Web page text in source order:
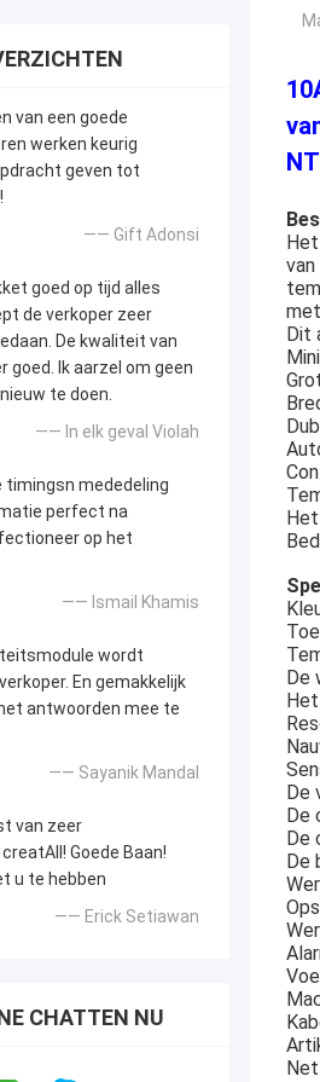
van een goede
werken keurig
opdracht geven tot
—— Gift Adonsi
goed op tijd alles
de verkoper zeer
De kwaliteit van
goed. Ik aarzel om geen
te doen.
—— In elk geval Violah
mededeling
perfect na
op het
—— Ismail Khamis
wordt
En gemakkelijk
antwoorden mee te
—— Sayanik Mandal
van zeer
Goede Baan!
u te hebben
—— Erick Setiawan
CHATTEN NU
Dit
De
De
De
De
De